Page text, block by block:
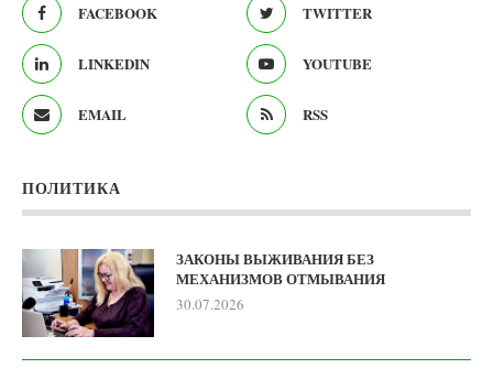
FACEBOOK TWITTER
LINKEDIN YOUTUBE
EMAIL RSS
ПОЛИТИКА
ЗАКОНЫ ВЫЖИВАНИЯ БЕЗ
МЕХАНИЗМОВ ОТМЫВАНИЯ
30.07.2026